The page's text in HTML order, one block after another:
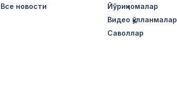
Все новости
Йўриқномалар
Видео қўлланмалар
Саволлар